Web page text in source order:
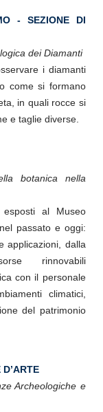
- SEZIONE DI
dei Diamanti
i diamanti
come si formano
in quali rocce si
e taglie diverse.
botanica nella
al Museo
passato e oggi:
applicazioni, dalla
rinnovabili
con il personale
climatici,
del patrimonio
Archeologiche e